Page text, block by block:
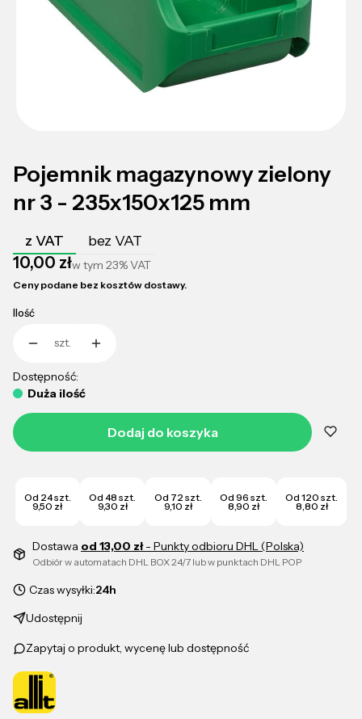
Pojemnik magazynowy zielony
nr 3 - 235x150x125 mm
z VAT bez VAT
Cena
10,00 złw tym 23%VAT
Ceny podane bez kosztów dostawy.
Ilość
szt.
Dostępność:
Duża ilość
Dodaj do koszyka
Od 24 szt.
9,50 zł
Od 48 szt.
9,30 zł
Od 72 szt.
9,10 zł
Od 96 szt.
8,90 zł
Od 120 szt.
8,80 zł
Dostawa od 13,00 zł- Punkty odbioru DHL (Polska)
Odbiór w automatach DHL BOX 24/7 lub w punktach DHL POP
Czas wysyłki:24h
Udostępnij
Zapytaj o produkt, wycenę lub dostępność